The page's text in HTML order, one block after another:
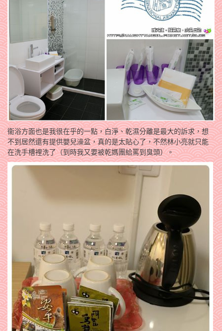
衞浴方面也是我很在乎的一點，白淨、乾濕分離是最大的訴求，想
不到居然還有提供嬰兒澡盆，真的是太貼心了，不然林小亮就只能
在洗手槽裡洗了（到時我又要被乾媽團給罵到臭頭）。